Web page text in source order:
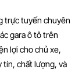
trực tuyến chuyên
gara ô tô trên
lợi cho chủ xe,
tín, chất lượng, và